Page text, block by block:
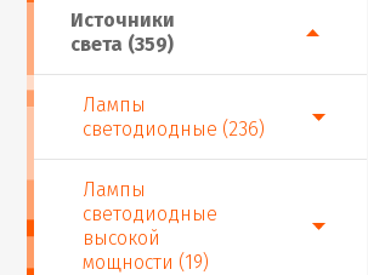
Источники
света (359)
Лампы
светодиодные (236)
Лампы
светодиодные
высокой
мощности (19)